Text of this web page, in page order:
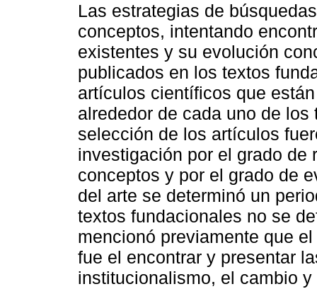
Las estrategias de
conceptos, intentando
existentes y su evolución
publicados en los textos
artículos científicos que
alrededor de cada uno de
selección de los artículos
investigación por el grado de
conceptos y por el grado de
del arte se determinó un
textos fundacionales no se
mencionó previamente que
fue el encontrar y presentar
institucionalismo, el cambio